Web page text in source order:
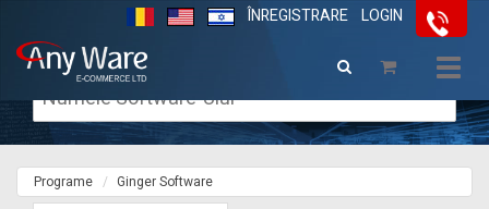
LOGIN
ÎNREGISTRARE
Programe Ginger Software